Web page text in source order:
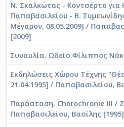
Ν. Σκαλκώτας - Κοντσέρτο
Παπαβασιλείου - Β.
Μέγαρον, 08.05.2009] /
[2009]
Συναυλία. Ωδείο Φίλιππος
Εκδηλώσεις Χώρου Τέχνης
21.04.1995] / Παπαβασιλείου,
Παράσταση. Chorochronie III /
Παπαβασιλείου, Βασίλης [1995]